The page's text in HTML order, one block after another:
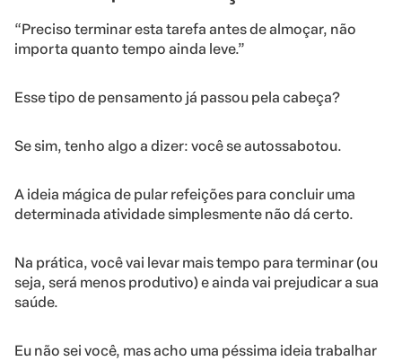
“Preciso terminar esta tarefa antes de almoçar, não
importa quanto tempo ainda leve.”
Esse tipo de pensamento já passou pela cabeça?
Se sim, tenho algo a dizer: você se autossabotou.
A ideia mágica de pular refeições para concluir uma
determinada atividade simplesmente não dá certo.
Na prática, você vai levar mais tempo para terminar (ou
seja, será menos produtivo) e ainda vai prejudicar a sua
saúde.
Eu não sei você, mas acho uma péssima ideia trabalhar